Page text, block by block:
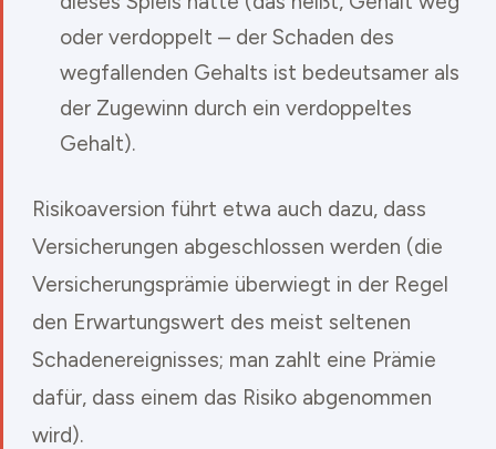
oder verdoppelt – der Schaden des
wegfallenden Gehalts ist bedeutsamer als
der Zugewinn durch ein verdoppeltes
Gehalt).
Risikoaversion führt etwa auch dazu, dass
Versicherungen abgeschlossen werden (die
Versicherungsprämie überwiegt in der Regel
den Erwartungswert des meist seltenen
Schadenereignisses; man zahlt eine Prämie
dafür, dass einem das Risiko abgenommen
wird).